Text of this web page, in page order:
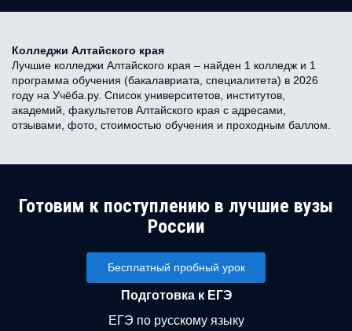
Колледжи Алтайского края
Лучшие колледжи Алтайского края – найден 1 колледж и 1
программа обучения (бакалавриата, специалитета) в 2026
году на Учёба.ру. Список университетов, институтов,
академий, факультетов Алтайского края с адресами,
отзывами, фото, стоимостью обучения и проходным баллом.
Готовим к поступлению в лучшие вузы
России
Бесплатный пробный урок
Подготовка к ЕГЭ
ЕГЭ по русскому языку